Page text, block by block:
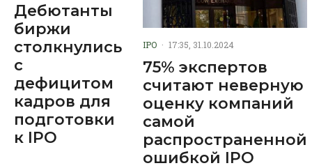
Дебютанты
биржи
столкнулись
с
дефицитом
кадров для
подготовки
к IPO
IPO · 17:35, 31.10.2024
75% экспертов
считают неверную
оценку компаний
самой
распространенной
ошибкой IPO